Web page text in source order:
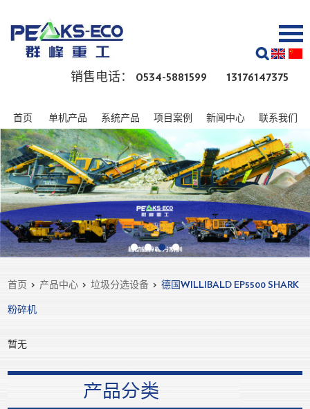
销售电话： 0534-5881599 13176147375
首页 单机产品 系统产品 项目案例 新闻中心 联系我们
首页 > 产品中心 >垃圾分选设备 >德国WILLIBALD EP5500 SHARK
粉碎机
暂无